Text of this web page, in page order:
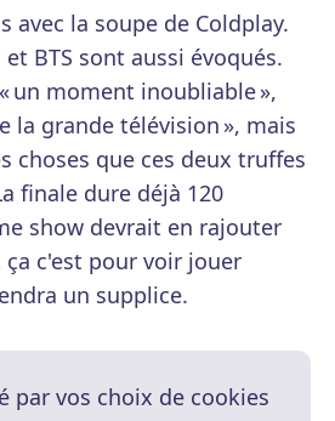
avec la soupe de Coldplay.
BTS sont aussi évoqués.
un moment inoubliable »,
la grande télévision », mais
choses que ces deux truffes
finale dure déjà 120
show devrait en rajouter
c'est pour voir jouer
un supplice.
par vos choix de cookies